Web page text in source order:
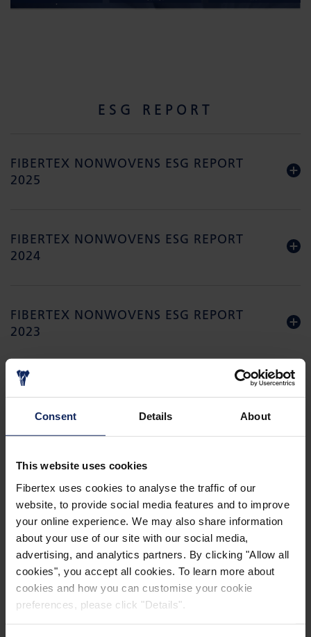
Consent Details About
This website uses cookies
Fibertex uses cookies to analyse the traffic of our
website, to provide social media features and to improve
your online experience. We may also share information
about your use of our site with our social media,
advertising, and analytics partners. By clicking "Allow all
cookies", you accept all cookies. To learn more about
cookies and how you can customise your cookie
preferences, please click "Details".
ESG REPORT
FIBERTEX NONWOVENS ESG REPORT
2025
FIBERTEX NONWOVENS ESG REPORT
2024
FIBERTEX NONWOVENS ESG REPORT
2023
FIBERTEX NONWOVENS ESG REPORT
FIBERTEX NONWOVENS ESG REPORT
2021